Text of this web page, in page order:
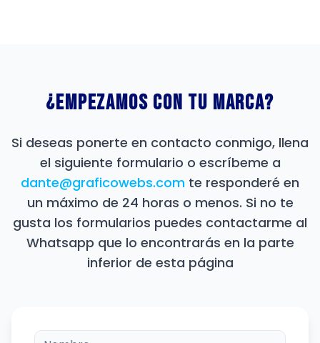
¿Empezamos con tu marca?
Si deseas ponerte en contacto conmigo, llena
el siguiente formulario o escríbeme a
dante@graficowebs.com te responderé en
un máximo de 24 horas o menos. Si no te
gusta los formularios puedes contactarme al
Whatsapp que lo encontrarás en la parte
inferior de esta página